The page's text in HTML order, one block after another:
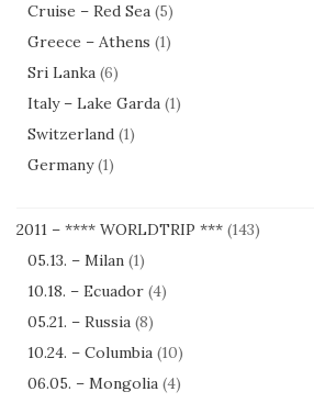
Cruise – Red Sea (5)
Greece – Athens (1)
Sri Lanka (6)
Italy – Lake Garda (1)
Switzerland (1)
Germany(1)
2011 – **** WORLDTRIP *** (143)
05.13. – Milan (1)
10.18. – Ecuador (4)
05.21. – Russia (8)
10.24. – Columbia (10)
06.05. – Mongolia (4)